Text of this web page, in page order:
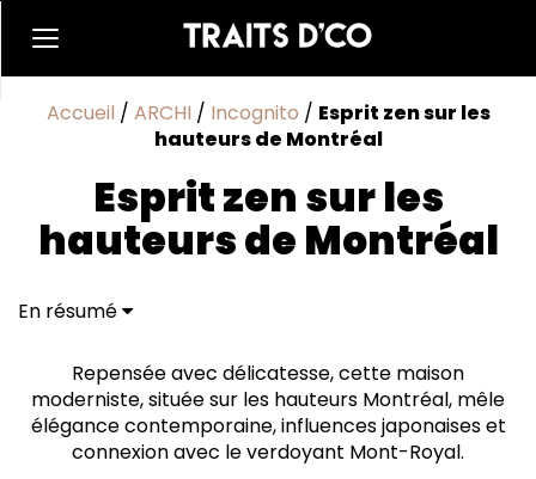
Accueil / ARCHI / Incognito / Esprit zen sur les
hauteurs de Montréal
Esprit zen sur les
hauteurs de Montréal
En résumé
Une architecture qui efface les frontières
Un jardin comme lieu de méditation
Un univers entre quiétude et personnalité?
Repensée avec délicatesse, cette maison
moderniste, située sur les hauteurs Montréal, mêle
élégance contemporaine, influences japonaises et
connexion avec le verdoyant Mont-Royal.